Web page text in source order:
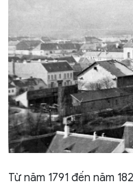
Từ năm 1791 đến năm